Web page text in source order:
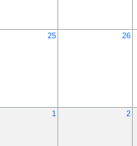
25 26
1 2